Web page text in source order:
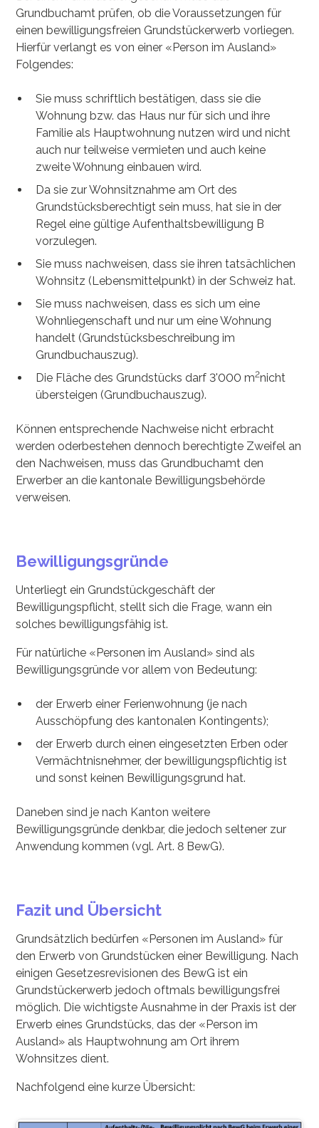
Grundbuchamt prüfen, ob die Voraussetzungen für
einen bewilligungsfreien Grundstückerwerb vorliegen.
Hierfür verlangt es von einer «Person im Ausland»
Folgendes:
Sie muss schriftlich bestätigen, dass sie die
Wohnung bzw. das Haus nur für sich und ihre
Familie als Hauptwohnung nutzen wird und nicht
auch nur teilweise vermieten und auch keine
zweite Wohnung einbauen wird.
Da sie zur Wohnsitznahme am Ort des
Grundstücksberechtigt sein muss, hat sie in der
Regel eine gültige Aufenthaltsbewilligung B
vorzulegen.
Sie muss nachweisen, dass sie ihren tatsächlichen
Wohnsitz (Lebensmittelpunkt) in der Schweiz hat.
Sie muss nachweisen, dass es sich um eine
Wohnliegenschaft und nur um eine Wohnung
handelt (Grundstücksbeschreibung im
Grundbuchauszug).
Die Fläche des Grundstücks darf 3'000 m2nicht
übersteigen (Grundbuchauszug).
Können entsprechende Nachweise nicht erbracht
werden oderbestehen dennoch berechtigte Zweifel an
den Nachweisen, muss das Grundbuchamt den
Erwerber an die kantonale Bewilligungsbehörde
verweisen.
Bewilligungsgründe
Unterliegt ein Grundstückgeschäft der
Bewilligungspflicht, stellt sich die Frage, wann ein
solches bewilligungsfähig ist.
Für natürliche «Personen im Ausland» sind als
Bewilligungsgründe vor allem von Bedeutung:
der Erwerb einer Ferienwohnung (je nach
Ausschöpfung des kantonalen Kontingents);
der Erwerb durch einen eingesetzten Erben oder
Vermächtnisnehmer, der bewilligungspflichtig ist
und sonst keinen Bewilligungsgrund hat.
Daneben sind je nach Kanton weitere
Bewilligungsgründe denkbar, die jedoch seltener zur
Anwendung kommen (vgl. Art. 8 BewG).
Fazit und Übersicht
Grundsätzlich bedürfen «Personen im Ausland» für
den Erwerb von Grundstücken einer Bewilligung. Nach
einigen Gesetzesrevisionen des BewG ist ein
Grundstückerwerb jedoch oftmals bewilligungsfrei
möglich. Die wichtigste Ausnahme in der Praxis ist der
Erwerb eines Grundstücks, das der «Person im
Ausland» als Hauptwohnung am Ort ihrem
Wohnsitzes dient.
Nachfolgend eine kurze Übersicht: